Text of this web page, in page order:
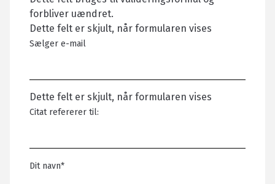
forbliver uændret.
Dette felt er skjult, når formularen vises
Sælger e-mail
Dette felt er skjult, når formularen vises
Citat refererer til:
Dit navn*